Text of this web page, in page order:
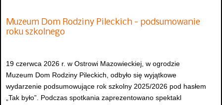
Muzeum Dom Rodziny Pileckich - podsumowanie
roku szkolnego
19 czerwca 2026 r. w Ostrowi Mazowieckiej, w ogrodzie
Muzeum Dom Rodziny Pileckich, odbyło się wyjątkowe
wydarzenie podsumowujące rok szkolny 2025/2026 pod hasłem
„Tak było”. Podczas spotkania zaprezentowano spektakl